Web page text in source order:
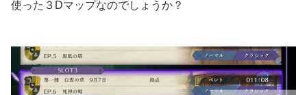
使った３Dマップなのでしょうか？